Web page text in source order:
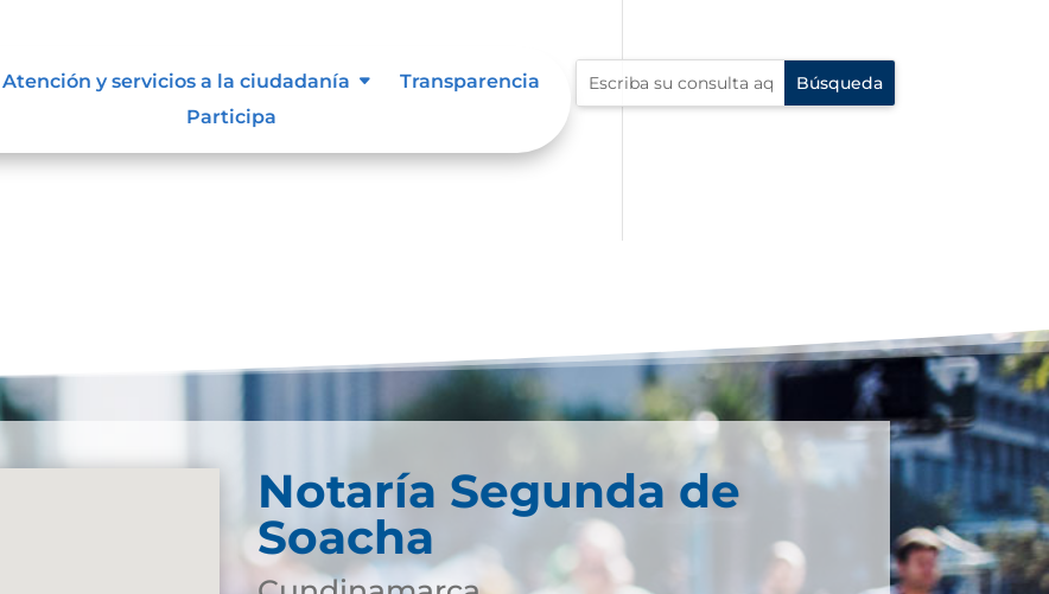
Atención y servicios a la ciudadanía
Transparencia
Participa
Administrativos y
pública.
Notaría Segunda de
Soacha